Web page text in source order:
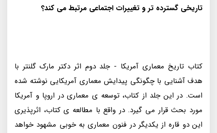
تاریخی گسترده تر و تغییرات اجتماعی مرتبط می کند؟
کتاب تاریخ معماری آمریکا - جلد دوم اثر دکتر مارک گلنتر با
هدف آشنایی با چگونگی پیدایش معماری آمریکایی نوشته شده
است. در این جلد از کتاب، توسعه ی معماری در اروپا و آمریکا
مورد بحث قرار می گیرد. در واقع با مطالعه ی کتاب، اثرپذیری
این دو قاره از یکدیگر در فنون معماری به خوبی مشهود خواهد